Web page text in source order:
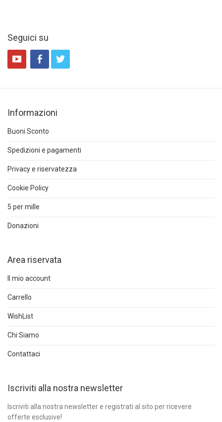
Seguici su
Informazioni
Buoni Sconto
Spedizioni e pagamenti
Privacy e riservatezza
Cookie Policy
5 per mille
Donazioni
Area riservata
Il mio account
Carrello
WishList
Chi Siamo
Contattaci
Iscriviti alla nostra newsletter
Iscriviti alla nostra newsletter e registrati al sito per ricevere
offerte esclusive!